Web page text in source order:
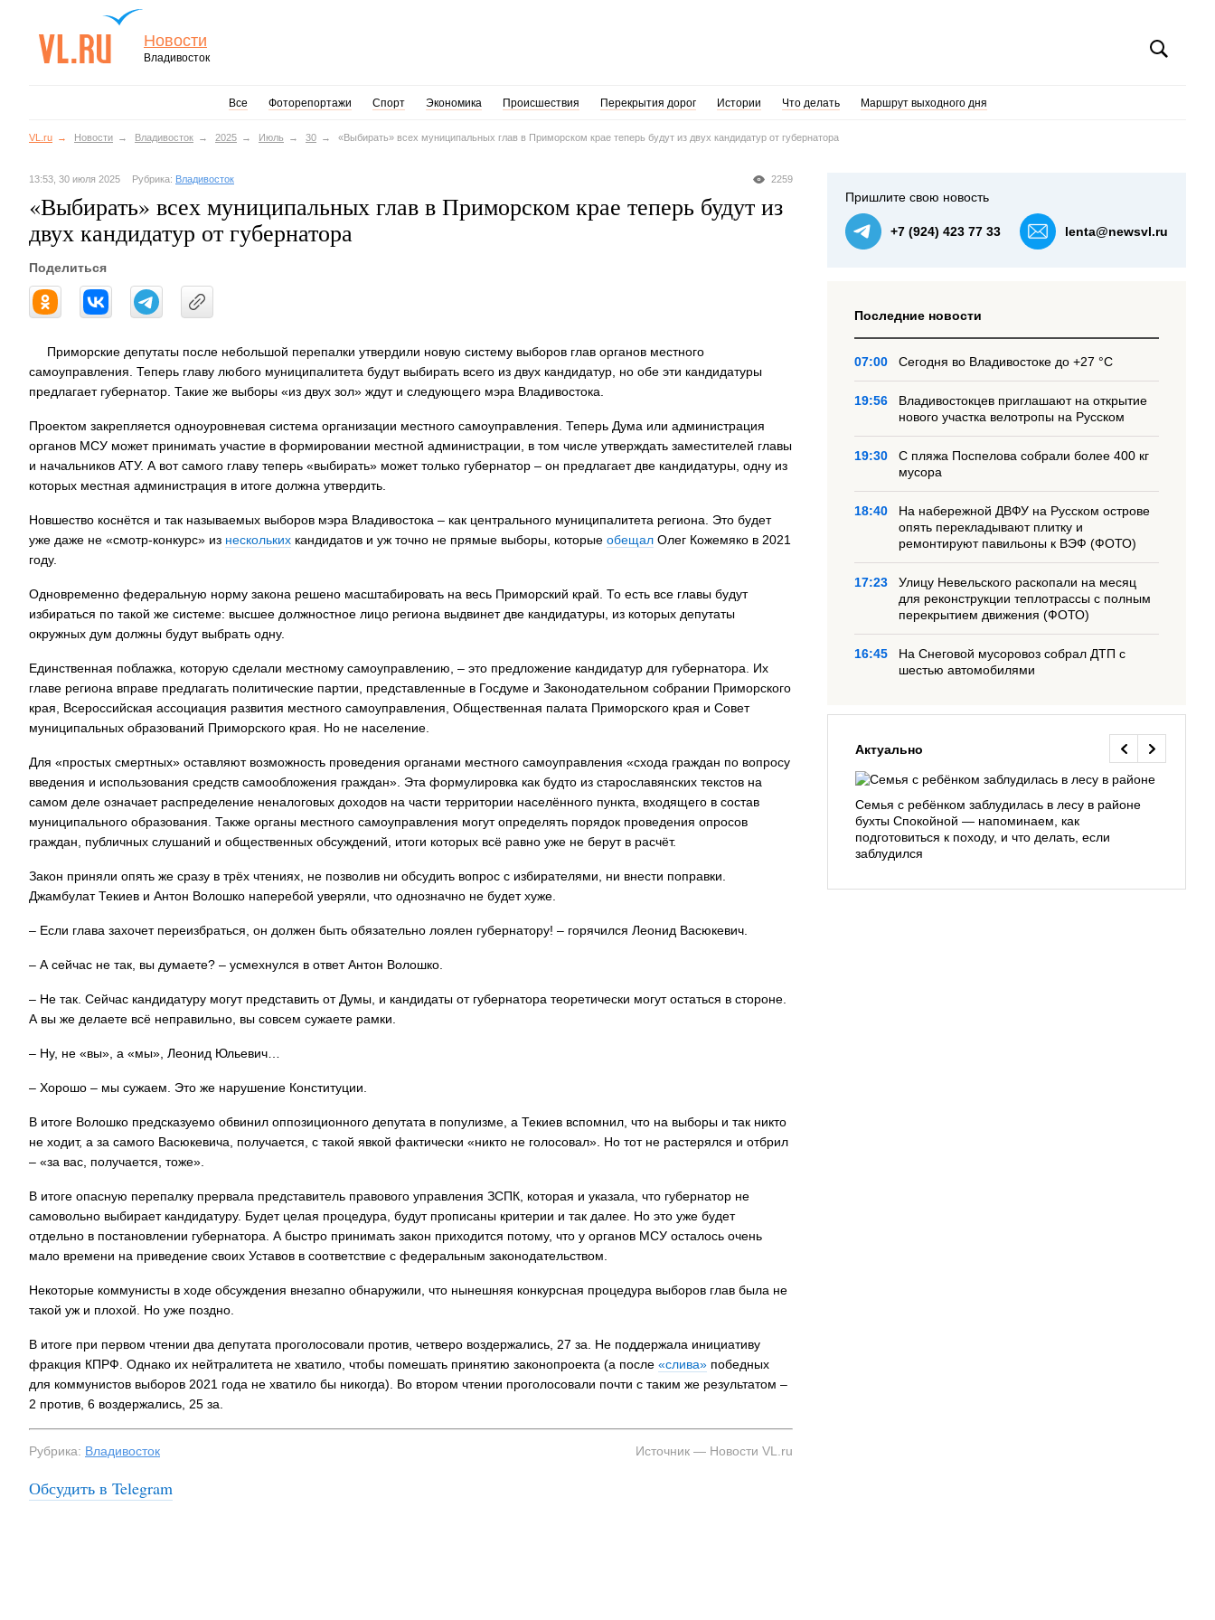
Новости
Владивосток
Все Фоторепортажи Спорт Экономика Происшествия Перекрытия дорог Истории Что делать Маршрут выходного дня
VL.ru Новости Владивосток 2025 Июль 30 «Выбирать» всех муниципальных глав в Приморском крае теперь будут из двух кандидатур от губернатора
2259
13:53, 30 июля 2025 Рубрика: Владивосток
«Выбирать» всех муниципальных глав в Приморском крае теперь будут из
двух кандидатур от губернатора
Поделиться
Приморские депутаты после небольшой перепалки утвердили новую систему выборов глав органов местного
самоуправления. Теперь главу любого муниципалитета будут выбирать всего из двух кандидатур, но обе эти кандидатуры
предлагает губернатор. Такие же выборы «из двух зол» ждут и следующего мэра Владивостока.
Проектом закрепляется одноуровневая система организации местного самоуправления. Теперь Дума или администрация
органов МСУ может принимать участие в формировании местной администрации, в том числе утверждать заместителей главы
и начальников АТУ. А вот самого главу теперь «выбирать» может только губернатор – он предлагает две кандидатуры, одну из
которых местная администрация в итоге должна утвердить.
Новшество коснётся и так называемых выборов мэра Владивостока – как центрального муниципалитета региона. Это будет
уже даже не «смотр-конкурс» из нескольких кандидатов и уж точно не прямые выборы, которые обещал Олег Кожемяко в 2021
году.
Одновременно федеральную норму закона решено масштабировать на весь Приморский край. То есть все главы будут
избираться по такой же системе: высшее должностное лицо региона выдвинет две кандидатуры, из которых депутаты
окружных дум должны будут выбрать одну.
Единственная поблажка, которую сделали местному самоуправлению, – это предложение кандидатур для губернатора. Их
главе региона вправе предлагать политические партии, представленные в Госдуме и Законодательном собрании Приморского
края, Всероссийская ассоциация развития местного самоуправления, Общественная палата Приморского края и Совет
муниципальных образований Приморского края. Но не население.
Для «простых смертных» оставляют возможность проведения органами местного самоуправления «схода граждан по вопросу
введения и использования средств самообложения граждан». Эта формулировка как будто из старославянских текстов на
самом деле означает распределение неналоговых доходов на части территории населённого пункта, входящего в состав
муниципального образования. Также органы местного самоуправления могут определять порядок проведения опросов
граждан, публичных слушаний и общественных обсуждений, итоги которых всё равно уже не берут в расчёт.
Закон приняли опять же сразу в трёх чтениях, не позволив ни обсудить вопрос с избирателями, ни внести поправки.
Джамбулат Текиев и Антон Волошко наперебой уверяли, что однозначно не будет хуже.
– Если глава захочет переизбраться, он должен быть обязательно лоялен губернатору! – горячился Леонид Васюкевич.
– А сейчас не так, вы думаете? – усмехнулся в ответ Антон Волошко.
– Не так. Сейчас кандидатуру могут представить от Думы, и кандидаты от губернатора теоретически могут остаться в стороне.
А вы же делаете всё неправильно, вы совсем сужаете рамки.
– Ну, не «вы», а «мы», Леонид Юльевич…
– Хорошо – мы сужаем. Это же нарушение Конституции.
В итоге Волошко предсказуемо обвинил оппозиционного депутата в популизме, а Текиев вспомнил, что на выборы и так никто
не ходит, а за самого Васюкевича, получается, с такой явкой фактически «никто не голосовал». Но тот не растерялся и отбрил
– «за вас, получается, тоже».
В итоге опасную перепалку прервала представитель правового управления ЗСПК, которая и указала, что губернатор не
самовольно выбирает кандидатуру. Будет целая процедура, будут прописаны критерии и так далее. Но это уже будет
отдельно в постановлении губернатора. А быстро принимать закон приходится потому, что у органов МСУ осталось очень
мало времени на приведение своих Уставов в соответствие с федеральным законодательством.
Некоторые коммунисты в ходе обсуждения внезапно обнаружили, что нынешняя конкурсная процедура выборов глав была не
такой уж и плохой. Но уже поздно.
В итоге при первом чтении два депутата проголосовали против, четверо воздержались, 27 за. Не поддержала инициативу
фракция КПРФ. Однако их нейтралитета не хватило, чтобы помешать принятию законопроекта (а после «слива» победных
для коммунистов выборов 2021 года не хватило бы никогда). Во втором чтении проголосовали почти с таким же результатом –
2 против, 6 воздержались, 25 за.
Рубрика: Владивосток Источник — Новости VL.ru
Обсудить в Telegram
Пришлите свою новость
+7 (924) 423 77 33 lenta@newsvl.ru
Последние новости
07:00 Сегодня во Владивостоке до +27 °С
19:56
Владивостокцев приглашают на открытие
нового участка велотропы на Русском
19:30
С пляжа Поспелова собрали более 400 кг
мусора
18:40
На набережной ДВФУ на Русском острове
опять перекладывают плитку и
ремонтируют павильоны к ВЭФ (ФОТО)
17:23
Улицу Невельского раскопали на месяц
для реконструкции теплотрассы с полным
перекрытием движения (ФОТО)
16:45
На Снеговой мусоровоз собрал ДТП с
шестью автомобилями
Актуально
Семья с ребёнком заблудилась в лесу в районе
бухты Спокойной — напоминаем, как
подготовиться к походу, и что делать, если
заблудился